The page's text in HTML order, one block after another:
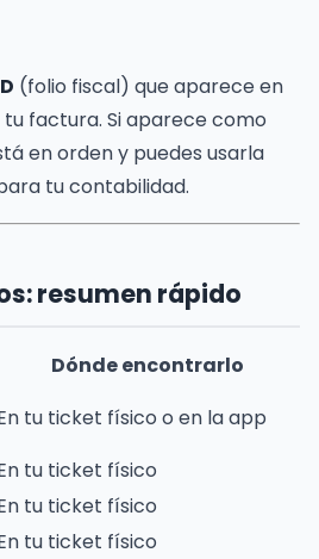
(folio fiscal) que aparece en
tu factura. Si aparece como
en orden y puedes usarla
tu contabilidad.
resumen rápido
Dónde encontrarlo
tu ticket físico o en la app
tu ticket físico
tu ticket físico
tu ticket físico